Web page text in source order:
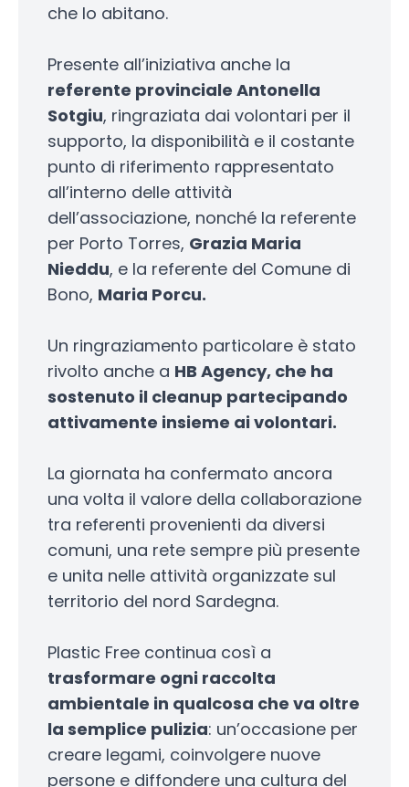
che lo abitano.
Presente all’iniziativa anche la
referente provinciale Antonella
Sotgiu, ringraziata dai volontari per il
supporto, la disponibilità e il costante
punto di riferimento rappresentato
all’interno delle attività
dell’associazione, nonché la referente
per Porto Torres, Grazia Maria
Nieddu, e la referente del Comune di
Bono, Maria Porcu.
Un ringraziamento particolare è stato
rivolto anche a HB Agency, che ha
sostenuto il cleanup partecipando
attivamente insieme ai volontari.
La giornata ha confermato ancora
una volta il valore della collaborazione
tra referenti provenienti da diversi
comuni, una rete sempre più presente
e unita nelle attività organizzate sul
territorio del nord Sardegna.
Plastic Free continua così a
trasformare ogni raccolta
ambientale in qualcosa che va oltre
la semplice pulizia: un’occasione per
creare legami, coinvolgere nuove
persone e diffondere una cultura del